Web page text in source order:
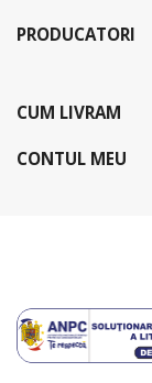
PRODUCATORI
CUM LIVRAM
CONTUL MEU